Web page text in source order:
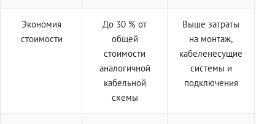
Экономия
стоимости
До 30 % от
общей
стоимости
аналогичной
кабельной
схемы
Выше затраты
на монтаж,
кабеленесущие
системы и
подключения